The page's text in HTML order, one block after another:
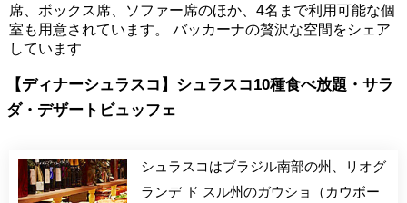
席、ボックス席、ソファー席のほか、4名まで利用可能な個
室も用意されています。 バッカーナの贅沢な空間をシェア
しています
【ディナーシュラスコ】シュラスコ10種食べ放題・サラ
ダ・デザートビュッフェ
シュラスコはブラジル南部の州、リオグ
ランデ ド スル州のガウショ（カウボー